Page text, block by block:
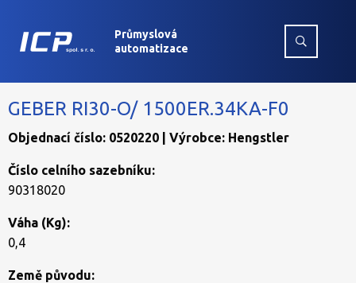
Průmyslová
automatizace
GEBER RI30-O/ 1500ER.34KA-F0
Objednací číslo: 0520220 | Výrobce: Hengstler
Číslo celního sazebníku:
90318020
Váha (Kg):
0,4
Země původu: